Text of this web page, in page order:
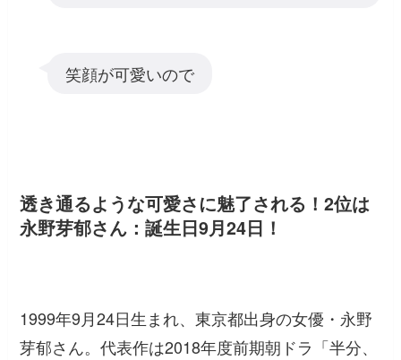
笑顔が可愛いので
透き通るような可愛さに魅了される！2位は
永野芽郁さん：誕生日9月24日！
1999年9月24日生まれ、東京都出身の女優・永野
芽郁さん。代表作は2018年度前期朝ドラ「半分、